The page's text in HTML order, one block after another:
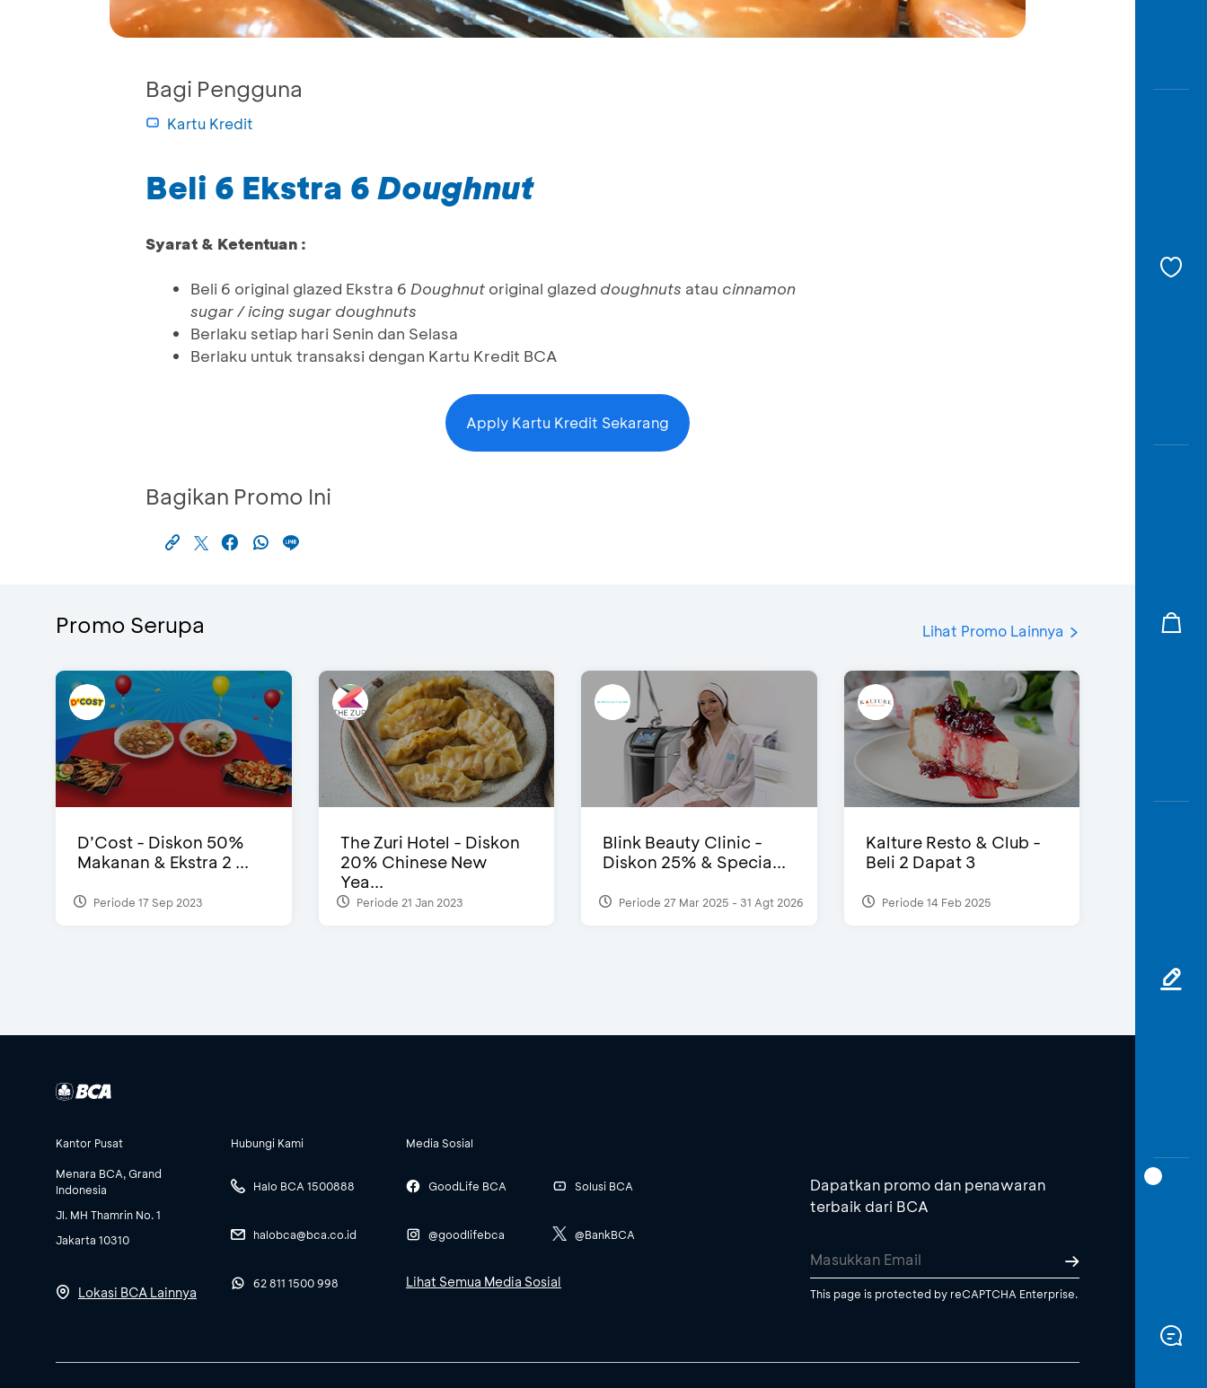
Bagi Pengguna
Kartu Kredit
Beli 6 Ekstra 6Doughnut
Syarat & Ketentuan :
Beli 6 original glazed Ekstra 6 Doughnut original glazed doughnuts atau cinnamon
sugar / icing sugar doughnuts
Berlaku setiap hari Senin dan Selasa
Berlaku untuk transaksi dengan Kartu Kredit BCA
Apply Kartu Kredit Sekarang
Bagikan Promo Ini
Promo Serupa Lihat Promo Lainnya
D’Cost - Diskon 50%
Makanan & Ekstra 2 ...
Periode 17 Sep 2023
The Zuri Hotel - Diskon
20% Chinese New
Yea...
Periode 21 Jan 2023
Blink Beauty Clinic -
Diskon 25% & Specia...
Periode 27 Mar 2025 - 31 Agt 2026
Kalture Resto & Club -
Beli 2 Dapat 3
Periode 14 Feb 2025
Kantor Pusat
Menara BCA, Grand
Indonesia
Jl. MH Thamrin No. 1
Jakarta 10310
Lokasi BCA Lainnya
Hubungi Kami
Halo BCA 1500888
halobca@bca.co.id
62 811 1500 998
Media Sosial
GoodLife BCA
@goodlifebca
Solusi BCA
@BankBCA
Lihat Semua Media Sosial
Dapatkan promo dan penawaran
terbaik dari BCA
This page is protected by reCAPTCHA Enterprise.